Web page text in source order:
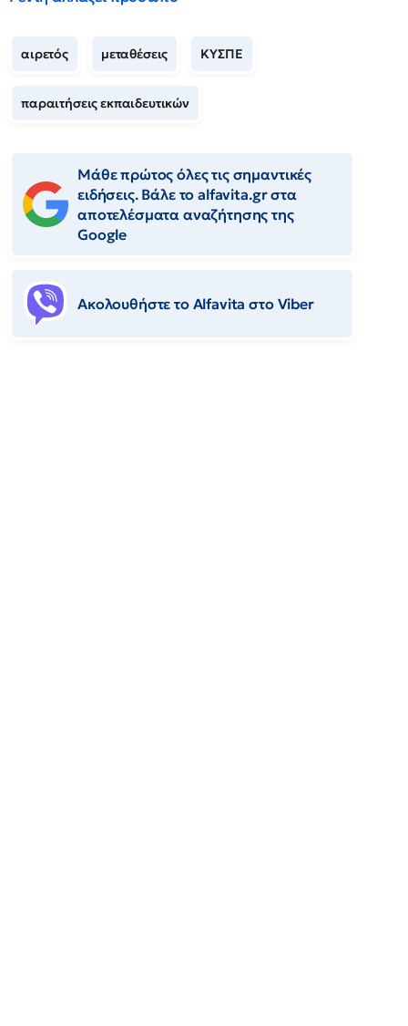
αιρετός μεταθέσεις ΚΥΣΠΕ
παραιτήσεις εκπαιδευτικών
Μάθε πρώτος όλες τις σημαντικές
ειδήσεις. Βάλε το alfavita.gr στα
αποτελέσματα αναζήτησης της
Google
Ακολουθήστε το Αlfavita στο Viber